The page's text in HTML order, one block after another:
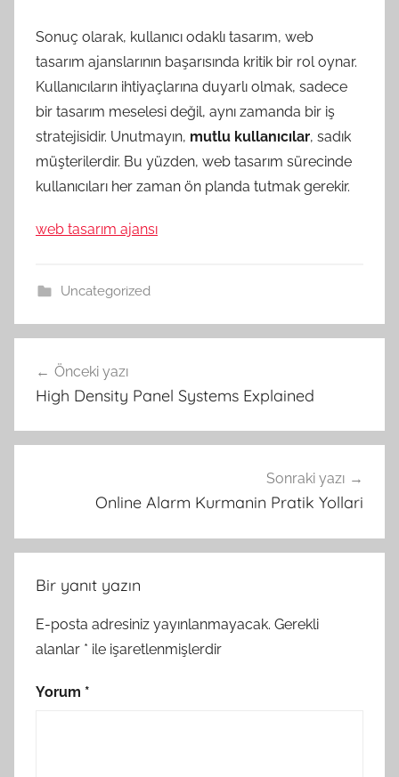
Sonuç olarak, kullanıcı odaklı tasarım, web
tasarım ajanslarının başarısında kritik bir rol oynar.
Kullanıcıların ihtiyaçlarına duyarlı olmak, sadece
bir tasarım meselesi değil, aynı zamanda bir iş
stratejisidir. Unutmayın, mutlu kullanıcılar, sadık
müşterilerdir. Bu yüzden, web tasarım sürecinde
kullanıcıları her zaman ön planda tutmak gerekir.
web tasarım ajansı
Uncategorized
gezinmesi
Önceki yazı
High Density Panel Systems Explained
Sonraki yazı
Online Alarm Kurmanin Pratik Yollari
Bir yanıt yazın
E-posta adresiniz yayınlanmayacak. Gerekli
alanlar * ile işaretlenmişlerdir
Yorum *